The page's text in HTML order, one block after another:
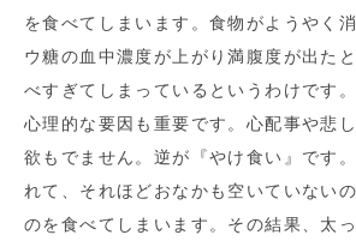
を食べてしまいます。食物がようやく
ウ糖の血中濃度が上がり満腹度が出た
べすぎてしまっているというわけです。
心理的な要因も重要です。心配事や悲
欲もでません。逆が『やけ食い』です
れて、それほどおなかも空いていない
のを食べてしまいます。その結果、太